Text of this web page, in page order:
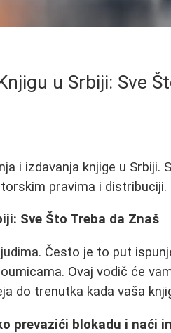
u Srbiji: Sve
i izdavanja knjige u Srbiji.
pravima i distribuciji.
Sve Što Treba da Znaš
Često je to put
Ovaj vodič će
do trenutka kada vaša
prevazići blokadu i naći